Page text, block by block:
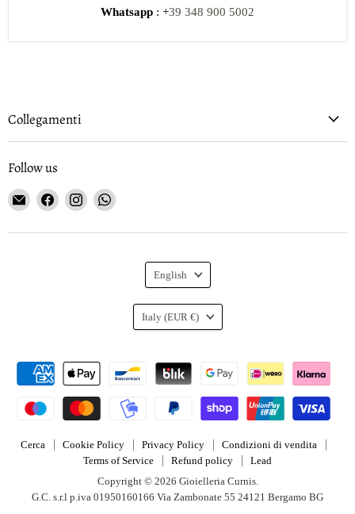
Whatsapp : +39 348 900 5002
Collegamenti
Follow us
Email
Gioielleria
Curnis
Find
on
Find
on
Find
on
Cerca Cookie Policy Privacy Policy
Condizioni di vendita
Terms of Service
Refund policy
Lead
Copyright © 2026 Gioielleria Curnis.
G.C. s.r.l p.iva 01950160166 Via Zambonate 55 24121 Bergamo BG
Language
English
Country
Italy (EUR €)